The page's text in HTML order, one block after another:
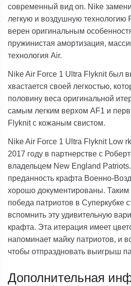
современный вид on. Nike
легкую и воздушную технологию
верен оригинальным
пружинистая амортизация,
технология Air.
Nike Air Force 1 Ultra Flyknit был
хвастается своей легкостью,
половину веса оригинальной
самым легким верхом AF1 и
Flyknit с кожаным свистом.
Nike Air Force 1 Ultra Flyknit Low
2017 году в партнерстве с
владельцем New England
преданность крафта Военно-
хорошо документированы. Таким
победа патриотов в Суперкубке
вспомнить эту удивительную
крафта. Эта итерация имеет
напоминает майку патриотов, и
чтобы отпраздновать выигрыш
Дополнительная